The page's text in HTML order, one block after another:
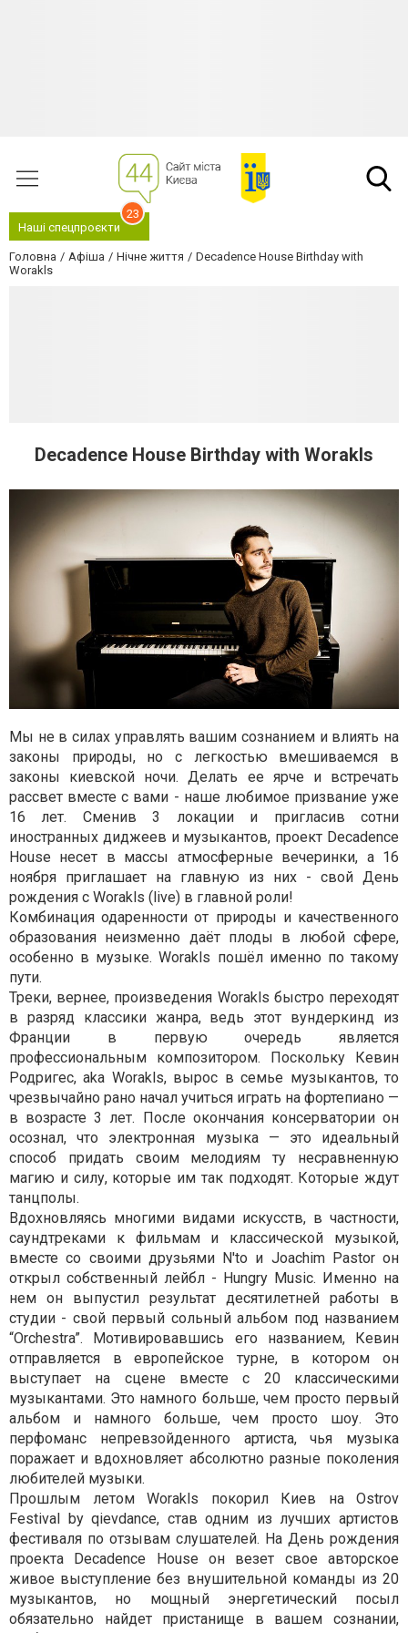
Наші спецпроєкти
23
Головна Афіша Нічне життя
Decadence House Birthday with
Worakls
Decadence House Birthday with Worakls
Мы не в силах управлять вашим сознанием и влиять на
законы природы, но с легкостью вмешиваемся в
законы киевской ночи. Делать ее ярче и встречать
рассвет вместе с вами - наше любимое призвание уже
16 лет. Сменив 3 локации и пригласив сотни
иностранных диджеев и музыкантов, проект Decadence
House несет в массы атмосферные вечеринки, а 16
ноября приглашает на главную из них - свой День
рождения с Worakls (live) в главной роли!
Комбинация одаренности от природы и качественного
образования неизменно даёт плоды в любой сфере,
особенно в музыке. Worakls пошёл именно по такому
пути.
Треки, вернее, произведения Worakls быстро переходят
в разряд классики жанра, ведь этот вундеркинд из
Франции в первую очередь является
профессиональным композитором. Поскольку Кевин
Родригес, aka Worakls, вырос в семье музыкантов, то
чрезвычайно рано начал учиться играть на фортепиано —
в возрасте 3 лет. После окончания консерватории он
осознал, что электронная музыка — это идеальный
способ придать своим мелодиям ту несравненную
магию и силу, которые им так подходят. Которые ждут
танцполы.
Вдохновляясь многими видами искусств, в частности,
саундтреками к фильмам и классической музыкой,
вместе со своими друзьями N'to и Joachim Pastor он
открыл собственный лейбл - Hungry Music. Именно на
нем он выпустил результат десятилетней работы в
студии - свой первый сольный альбом под названием
“Orchestra”. Мотивировавшись его названием, Кевин
отправляется в европейское турне, в котором он
выступает на сцене вместе с 20 классическими
музыкантами. Это намного больше, чем просто первый
альбом и намного больше, чем просто шоу. Это
перфоманс непревзойденного артиста, чья музыка
поражает и вдохновляет абсолютно разные поколения
любителей музыки.
Прошлым летом Worakls покорил Киев на Ostrov
Festival by qievdance, став одним из лучших артистов
фестиваля по отзывам слушателей. На День рождения
проекта Decadence House он везет свое авторское
живое выступление без внушительной команды из 20
музыкантов, но мощный энергетический посыл
обязательно найдет пристанище в вашем сознании,